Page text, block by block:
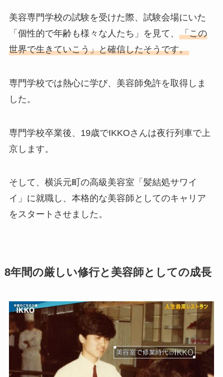
美容専門学校の試験を受けた際、試験会場にいた
「個性的で年齢も様々な人たち」を見て、 「この
世界で生きていこう」と確信したそうです。
専門学校では熱心に学び、美容師免許を取得しま
した。
専門学校卒業後、19歳でIKKOさんは夜行列車で上
京します。
そして、横浜元町の高級美容室「髪結処サワイ
イ」に就職し、本格的な美容師としてのキャリア
をスタートさせました。
8年間の厳しい修行と美容師としての成長